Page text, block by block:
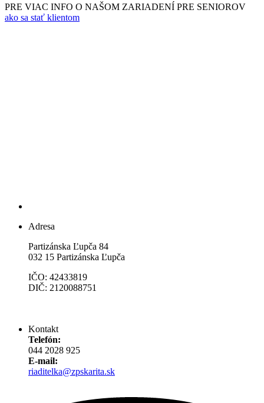
PRE VIAC INFO O NAŠOM ZARIADENÍ PRE SENIOROV
ako sa stať klientom
Adresa
Partizánska Ľupča 84
032 15 Partizánska Ľupča
IČO: 42433819
DIČ: 2120088751
Kontakt
Telefón:
044 2028 925
E-mail:
riaditelka@zpskarita.sk